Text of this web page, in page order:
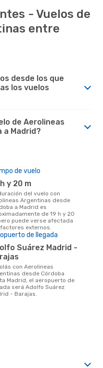
- Vuelos de
entre
desde los que
los vuelos
de Aerolineas
a Madrid?
de vuelo
h y 20 m
Argentinas desde
a Madrid es
de 19 h y 20
puede verse afectada
externos.
de llegada
desde Córdoba
Madrid, el aeropuerto de
será Adolfo Suárez
- Barajas.